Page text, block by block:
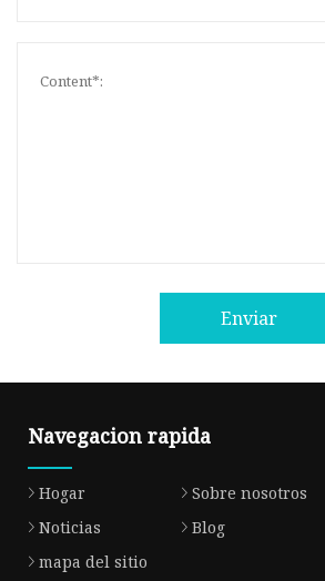
Enviar
Navegacion rapida
Hogar Sobre nosotros
Noticias
Blog
mapa del sitio